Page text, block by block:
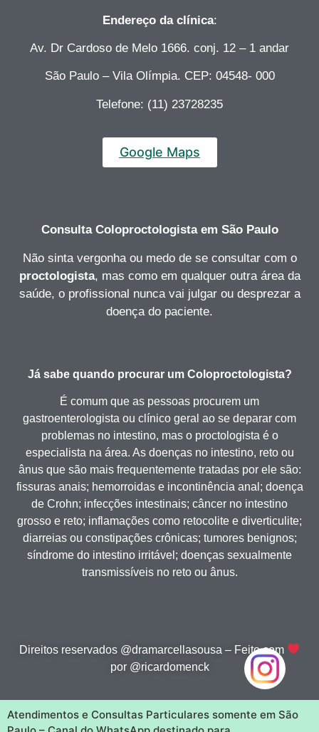
Endereço da clínica:
Av. Dr Cardoso de Melo 1666. conj. 12 – 1 andar
São Paulo – Vila Olímpia. CEP: 04548- 000
Telefone: (11) 23728235
Google Maps
Consulta Coloproctologistaem São Paulo
Não sinta vergonha ou medo de se consultar com o
proctologista, mas como em qualquer outra área da
saúde, o profissional nunca vai julgar ou desprezar a
doença do paciente.
Já sabe quando procurar um Coloproctologista?
É comum que as pessoas procurem um
gastroenterologista ou clínico geral ao se deparar com
problemas no intestino, mas o proctologista é o
especialista na área. As doenças no intestino, reto ou
ânus que são mais frequentemente tratadas por ele são:
fissuras anais; hemorroidas e incontinência anal; doença
de Crohn; infecções intestinais; câncer no intestino
grosso e reto; inflamações como retocolite e diverticulite;
diarreias ou constipações crônicas; tumores benignos;
síndrome do intestino irritável; doenças sexualmente
transmissíveis no reto ou ânus.
Direitos reservados @dramarcellasousa – Feito com
por @ricardomenck
Atendimentos e Consultas Particulares somente em São